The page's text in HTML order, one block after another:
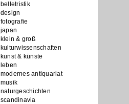
belletristik
design
fotografie
japan
klein & groß
kulturwissenschaften
kunst & künste
leben
modernes antiquariat
musik
naturgeschichten
scandinavia